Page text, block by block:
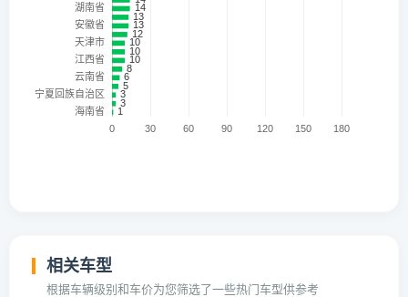
相关车型
根据车辆级别和车价为您筛选了一些热门车型供参考